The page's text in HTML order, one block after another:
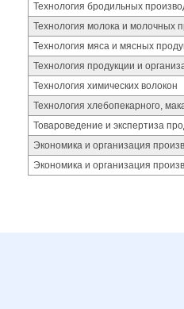
Технология бродильных
Технология молока и молочных
Технология мяса и мясных
Технология продукции и
Технология химических волокон
Технология хлебопекарного,
Товароведение и экспертиза
Экономика и организация
Экономика и организация